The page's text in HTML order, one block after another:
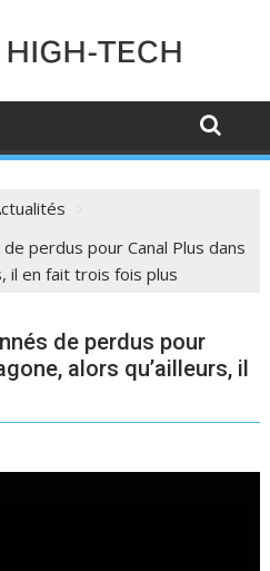
perdus pour Canal Plus dans
il en fait trois fois plus
de perdus pour
alors qu’ailleurs, il